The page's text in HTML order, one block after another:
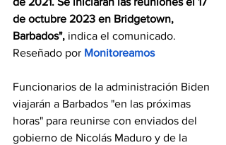
de octubre 2023 en Bridgetown,
Barbados", indica el comunicado.
Reseñado por Monitoreamos
Funcionarios de la administración Biden
viajarán a Barbados "en las próximas
horas" para reunirse con enviados del
gobierno de Nicolás Maduro y de la